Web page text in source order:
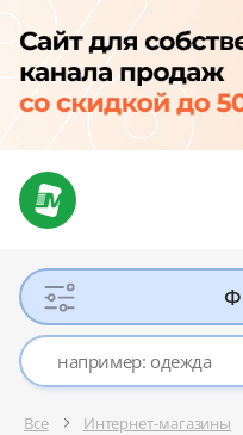
Все Интернет-магазины